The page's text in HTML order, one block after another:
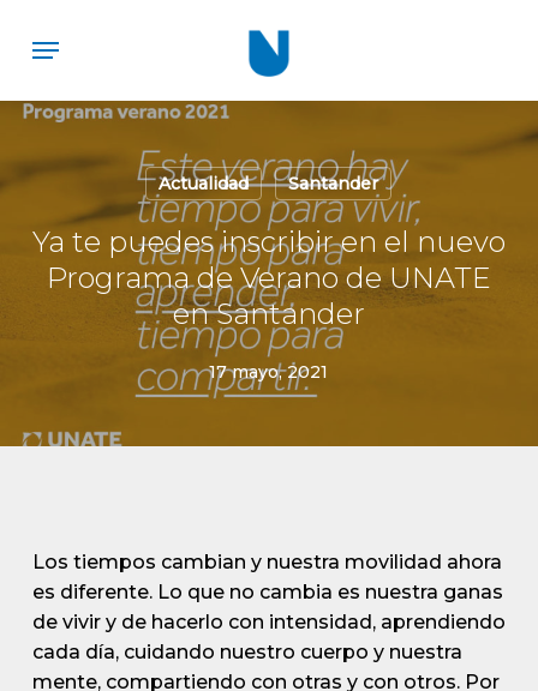
content
Menu
Actualidad Santander
Ya te puedes inscribir en el nuevo
Programa de Verano de UNATE
en Santander
17 mayo, 2021
Los tiempos cambian y nuestra movilidad ahora
es diferente. Lo que no cambia es nuestra ganas
de vivir y de hacerlo con intensidad, aprendiendo
cada día, cuidando nuestro cuerpo y nuestra
mente, compartiendo con otras y con otros. Por